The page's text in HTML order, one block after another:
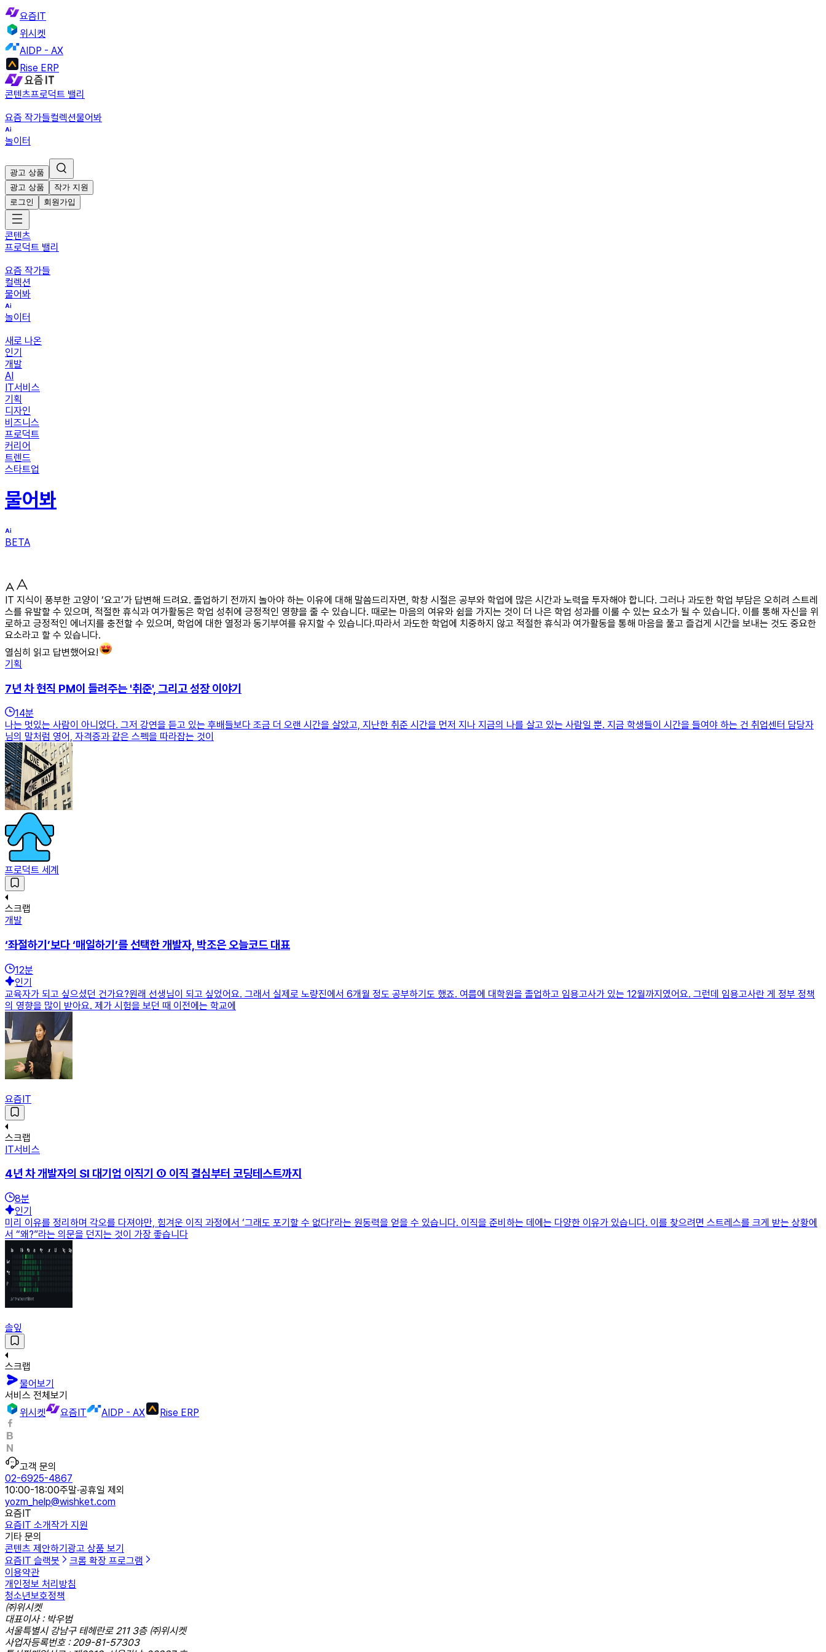
요즘IT
위시켓
AIDP - AX
Rise ERP
콘텐츠프로덕트 밸리
요즘 작가들컬렉션물어봐
놀이터
광고 상품
광고 상품
작가 지원
로그인
회원가입
콘텐츠
프로덕트 밸리
요즘 작가들
컬렉션
물어봐
놀이터
새로 나온
인기
개발
AI
IT서비스
기획
디자인
비즈니스
프로덕트
커리어
트렌드
스타트업
물어봐
BETA
IT 지식이 풍부한 고양이 ‘요고’가 답변해 드려요. 졸업하기 전까지 놀아야 하는 이유에 대해 말씀드리자면, 학창 시절은 공부와 학업에 많은 시간과 노력을 투자해야 합니다. 그러나 과도한 학업 부담은 오히려 스트레
스를 유발할 수 있으며, 적절한 휴식과 여가활동은 학업 성취에 긍정적인 영향을 줄 수 있습니다. 때로는 마음의 여유와 쉼을 가지는 것이 더 나은 학업 성과를 이룰 수 있는 요소가 될 수 있습니다. 이를 통해 자신을 위
로하고 긍정적인 에너지를 충전할 수 있으며, 학업에 대한 열정과 동기부여를 유지할 수 있습니다.따라서 과도한 학업에 치중하지 않고 적절한 휴식과 여가활동을 통해 마음을 풀고 즐겁게 시간을 보내는 것도 중요한
요소라고 할 수 있습니다.
열심히 읽고 답변했어요!
기획
7년 차 현직 PM이 들려주는 '취준', 그리고 성장 이야기
14분
나는 멋있는 사람이 아니었다. 그저 강연을 듣고 있는 후배들보다 조금 더 오랜 시간을 살았고, 지난한 취준 시간을 먼저 지나 지금의 나를 살고 있는 사람일 뿐. 지금 학생들이 시간을 들여야 하는 건 취업센터 담당자
님의 말처럼 영어, 자격증과 같은 스펙을 따라잡는 것이
프로덕트 세계
스크랩
개발
‘좌절하기’보다 ‘매일하기’를 선택한 개발자, 박조은 오늘코드 대표
12분
인기
교육자가 되고 싶으셨던 건가요?원래 선생님이 되고 싶었어요. 그래서 실제로 노량진에서 6개월 정도 공부하기도 했죠. 여름에 대학원을 졸업하고 임용고사가 있는 12월까지였어요. 그런데 임용고사란 게 정부 정책
의 영향을 많이 받아요. 제가 시험을 보던 때 이전에는 학교에
요즘IT
스크랩
IT서비스
4년 차 개발자의 SI 대기업 이직기 ① 이직 결심부터 코딩테스트까지
8분
인기
미리 이유를 정리하며 각오를 다져야만, 힘겨운 이직 과정에서 ‘그래도 포기할 수 없다!’라는 원동력을 얻을 수 있습니다. 이직을 준비하는 데에는 다양한 이유가 있습니다. 이를 찾으려면 스트레스를 크게 받는 상황에
서 “왜?”라는 의문을 던지는 것이 가장 좋습니다
솔잎
스크랩
물어보기
서비스 전체보기
위시켓
요즘IT AIDP - AX Rise ERP
고객 문의
02-6925-4867
10:00-18:00주말·공휴일 제외
yozm_help@wishket.com
요즘IT
요즘IT 소개작가 지원
기타 문의
콘텐츠 제안하기 광고 상품 보기
요즘IT 슬랙봇
크롬 확장 프로그램
이용약관
개인정보 처리방침
청소년보호정책
㈜위시켓
대표이사 : 박우범
서울특별시 강남구 테헤란로 211 3층 ㈜위시켓
사업자등록번호 : 209-81-57303